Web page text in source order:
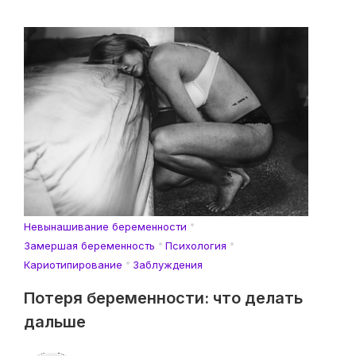
Невынашивание беременности
Замершая беременность
Психология
Кариотипирование
Заблуждения
Потеря беременности: что делать
дальше